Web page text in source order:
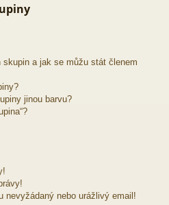
a jak se můžu stát členem
jinou barvu?
nevyžádaný nebo urážlivý email!